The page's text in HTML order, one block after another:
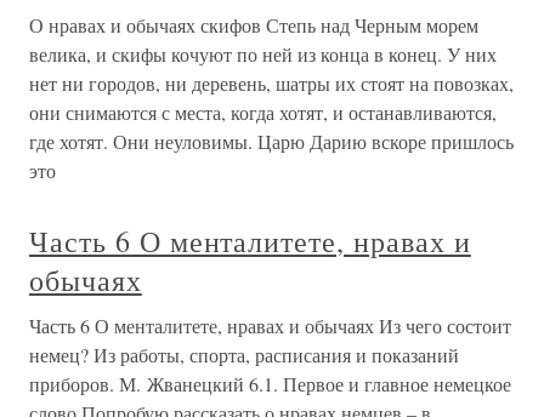
О нравах и обычаях скифов Степь над Черным морем
велика, и скифы кочуют по ней из конца в конец. У них
нет ни городов, ни деревень, шатры их стоят на повозках,
они снимаются с места, когда хотят, и останавливаются,
где хотят. Они неуловимы. Царю Дарию вскоре пришлось
это
Часть 6 О менталитете, нравах и
обычаях
Часть 6 О менталитете, нравах и обычаях Из чего состоит
немец? Из работы, спорта, расписания и показаний
приборов. М. Жванецкий 6.1. Первое и главное немецкое